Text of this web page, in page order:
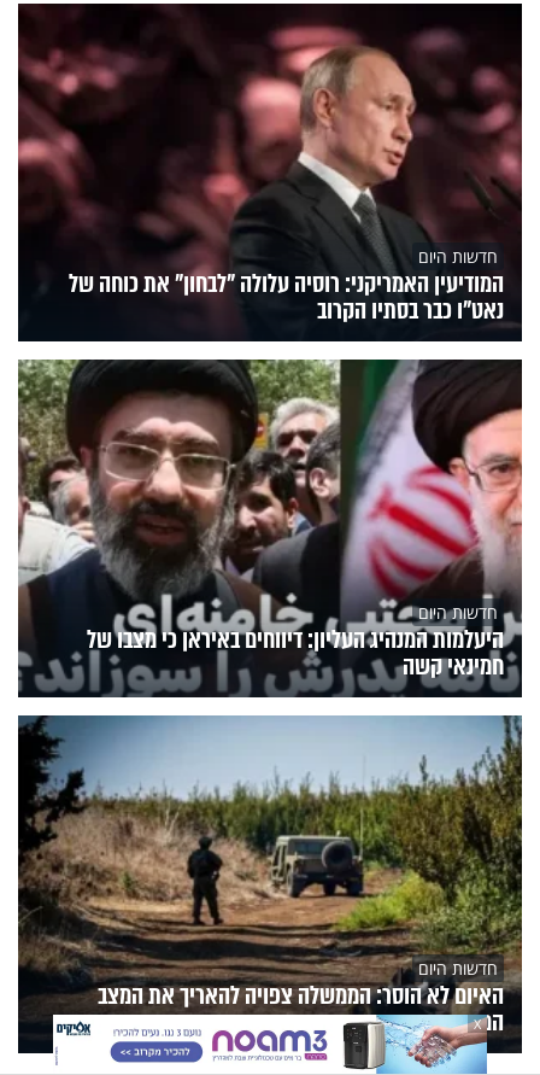
חדשות היום
המודיעין האמריקני: רוסיה עלולה "לבחון" את כוחה של
נאט"ו כבר בסתיו הקרוב
חדשות היום
היעלמות המנהיג העליון: דיווחים באיראן כי מצבו של
חמינאי קשה
חדשות היום
האיום לא הוסר: הממשלה צפויה להאריך את המצב
המיוחד בעורף
X